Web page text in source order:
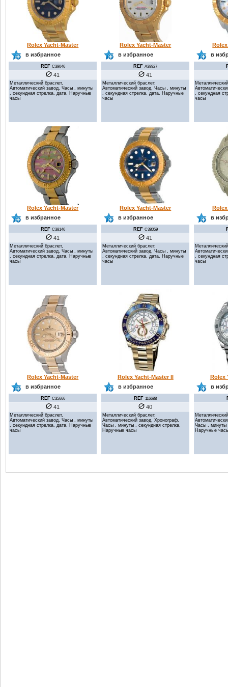
Rolex Yacht-Master
в избранное
REF C39046
41
Металлический браслет,
Автоматический завод, Часы , минуты
, секундная стрелка, дата, Наручные
часы
Rolex Yacht-Master
в избранное
REF A38927
41
Металлический браслет,
Автоматический завод, Часы , минуты
, секундная стрелка, дата, Наручные
часы
в
, секундная
часы
Rolex Yacht-Master
в избранное
REF C38146
41
Металлический браслет,
Автоматический завод, Часы , минуты
, секундная стрелка, дата, Наручные
часы
Rolex Yacht-Master
в избранное
REF C38059
41
Металлический браслет,
Автоматический завод, Часы , минуты
, секундная стрелка, дата, Наручные
часы
в
, секундная
часы
Rolex Yacht-Master
в избранное
REF C35666
41
Металлический браслет,
Автоматический завод, Часы , минуты
, секундная стрелка, дата, Наручные
часы
Rolex Yacht-Master II
в избранное
REF 116688
40
Металлический браслет,
Автоматический завод, Хронограф,
Часы , минуты , секундная стрелка,
Наручные часы
Rolex
в
Часы , минуты
Наручные